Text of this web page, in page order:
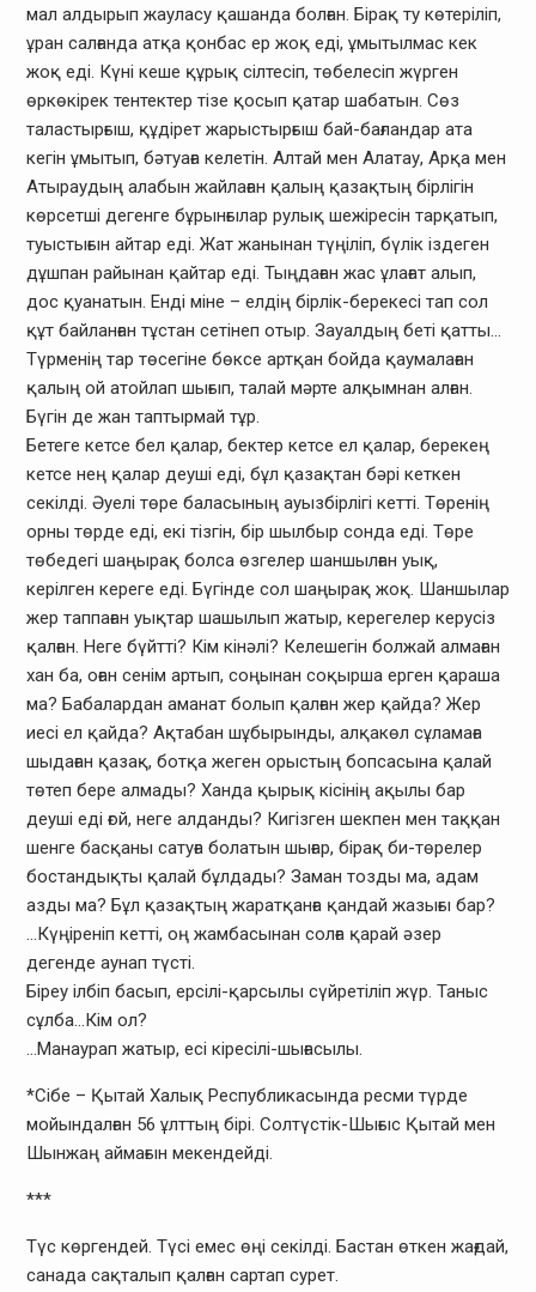
мал алдырып жауласу қашанда болған. Бірақ ту көтеріліп,
ұран салғанда атқа қонбас ер жоқ еді, ұмытылмас кек
жоқ еді. Күні кеше құрық сілтесіп, төбелесіп жүрген
өркөкірек тентектер тізе қосып қатар шабатын. Сөз
таластырғыш, құдірет жарыстырғыш бай-бағландар ата
кегін ұмытып, бәтуаға келетін. Алтай мен Алатау, Арқа мен
Атыраудың алабын жайлаған қалың қазақтың бірлігін
көрсетші дегенге бұрынғылар рулық шежіресін тарқатып,
туыстығын айтар еді. Жат жанынан түңіліп, бүлік іздеген
дұшпан райынан қайтар еді. Тыңдаған жас ұлағат алып,
дос қуанатын. Енді міне – елдің бірлік-берекесі тап сол
құт байланған тұстан сетінеп отыр. Зауалдың беті қатты…
Түрменің тар төсегіне бөксе артқан бойда қаумалаған
қалың ой атойлап шығып, талай мәрте алқымнан алған.
Бүгін де жан таптырмай тұр.
Бетеге кетсе бел қалар, бектер кетсе ел қалар, берекең
кетсе нең қалар деуші еді, бұл қазақтан бәрі кеткен
секілді. Әуелі төре баласының ауызбірлігі кетті. Төренің
орны төрде еді, екі тізгін, бір шылбыр сонда еді. Төре
төбедегі шаңырақ болса өзгелер шаншылған уық,
керілген кереге еді. Бүгінде сол шаңырақ жоқ. Шаншылар
жер таппаған уықтар шашылып жатыр, керегелер керусіз
қалған. Неге бүйтті? Кім кінәлі? Келешегін болжай алмаған
хан ба, оған сенім артып, соңынан соқырша ерген қараша
ма? Бабалардан аманат болып қалған жер қайда? Жер
иесі ел қайда? Ақтабан шұбырынды, алқакөл сұламаға
шыдаған қазақ, ботқа жеген орыстың бопсасына қалай
төтеп бере алмады? Ханда қырық кісінің ақылы бар
деуші еді ғой, неге алданды? Кигізген шекпен мен таққан
шенге басқаны сатуға болатын шығар, бірақ би-төрелер
бостандықты қалай бұлдады? Заман тозды ма, адам
азды ма? Бұл қазақтың жаратқанға қандай жазығы бар?
…Күңіреніп кетті, оң жамбасынан солға қарай әзер
дегенде аунап түсті.
Біреу ілбіп басып, ерсілі-қарсылы сүйретіліп жүр. Таныс
сұлба…Кім ол?
…Манаурап жатыр, есі кіресілі-шығасылы.
*Сібе – Қытай Халық Республикасында ресми түрде
мойындалған 56 ұлттың бірі. Солтүстік-Шығыс Қытай мен
Шынжаң аймағын мекендейді.
***
Түс көргендей. Түсі емес өңі секілді. Бастан өткен жағдай,
санада сақталып қалған сартап сурет.